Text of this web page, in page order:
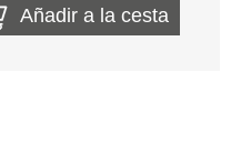
Añadir a la cesta